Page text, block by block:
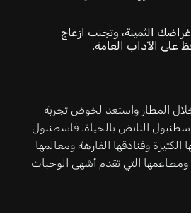
الثمينة، وتجنب ازعاج
على الآداب العامة.
المطار واستعد لخوض تجربة
النابض بالحياة. فاسطنبول
الكثيرة وفنادقها الفارهة ومعالمها
ومطاعمها التي تقدم أشهى الوجبات